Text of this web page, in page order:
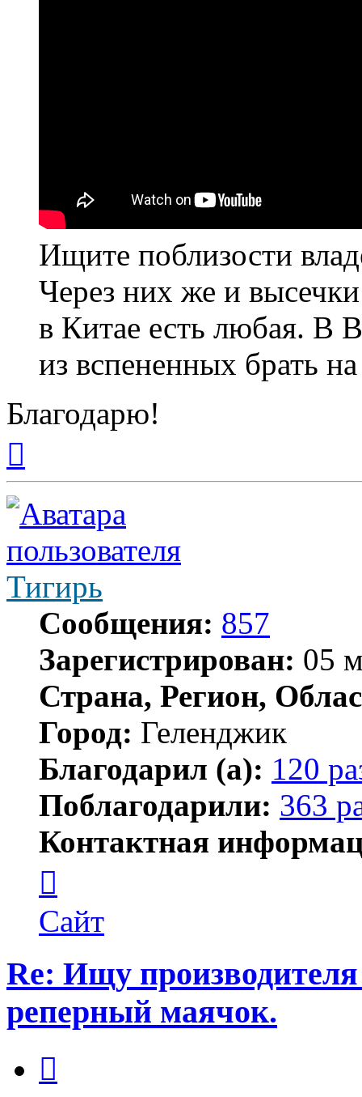
Ищите поблизости
Через них же и
в Китае есть любая. В
из вспененных брать
Благодарю!
началу
Тигирь
Сообщения: 857
Зарегистрирован: 05
Страна, Регион,
Город: Геленджик
Благодарил (а): 120
Поблагодарили: 363
Контактная
пользователя
Тигирь
Сайт
Re: Ищу
реперный маячок.